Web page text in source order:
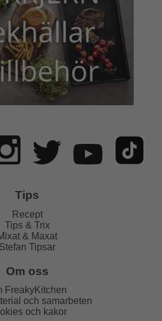
Tips
Recept
Tips & Trix
& Maxat
Stefan Tipsar
Om oss
FreakyKitchen
och samarbeten
och kakor